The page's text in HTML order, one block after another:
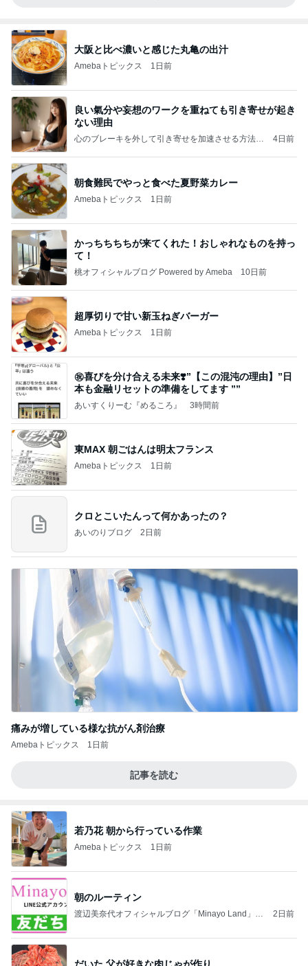
大阪と比べ濃いと感じた丸亀の出汁
Amebaトピックス 1日前
良い氣分や妄想のワークを重ねても引き寄せが起き
ない理由
心のブレーキを外して引き寄せを加速させる方法：
4日前
朝食難民でやっと食べた夏野菜カレー
Amebaトピックス 1日前
かっちちちちが来てくれた！おしゃれなものを持っ
て！
桃オフィシャルブログ Powered by Ameba 10日前
超厚切りで甘い新玉ねぎバーガー
Amebaトピックス 1日前
㊗️喜びを分け合える未来❣️”【この混沌の理由】”⽇
本も⾦融リセットの準備をしてます ””
あいすくりーむ『めるころ』 3時間前
東MAX 朝ごはんは明太フランス
Amebaトピックス 1日前
クロとこいたんって何かあったの？
あいのりブログ 2日前
痛みが増している様な抗がん剤治療
Amebaトピックス 1日前
記事を読む
若乃花 朝から行っている作業
Amebaトピックス 1日前
朝のルーティン
渡辺美奈代オフィシャルブログ「Minayo Land」P
2日前
だいた 父が好きな肉じゃが作り